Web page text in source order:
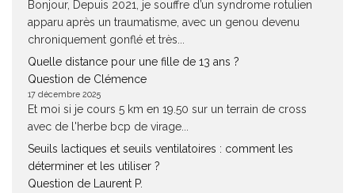
Bonjour, Depuis 2021, je souffre d’un syndrome rotulien
apparu après un traumatisme, avec un genou devenu
chroniquement gonflé et très...
Quelle distance pour une fille de 13 ans ?
Question de Clémence
17 décembre 2025
Et moi si je cours 5 km en 19.50 sur un terrain de cross
avec de l'herbe bcp de virage...
Seuils lactiques et seuils ventilatoires : comment les
déterminer et les utiliser ?
Question de Laurent P.